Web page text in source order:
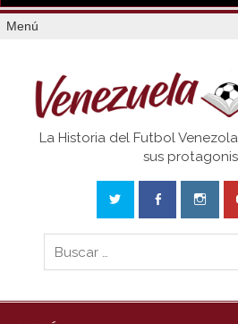
Menú
La Historia del Futbol
sus